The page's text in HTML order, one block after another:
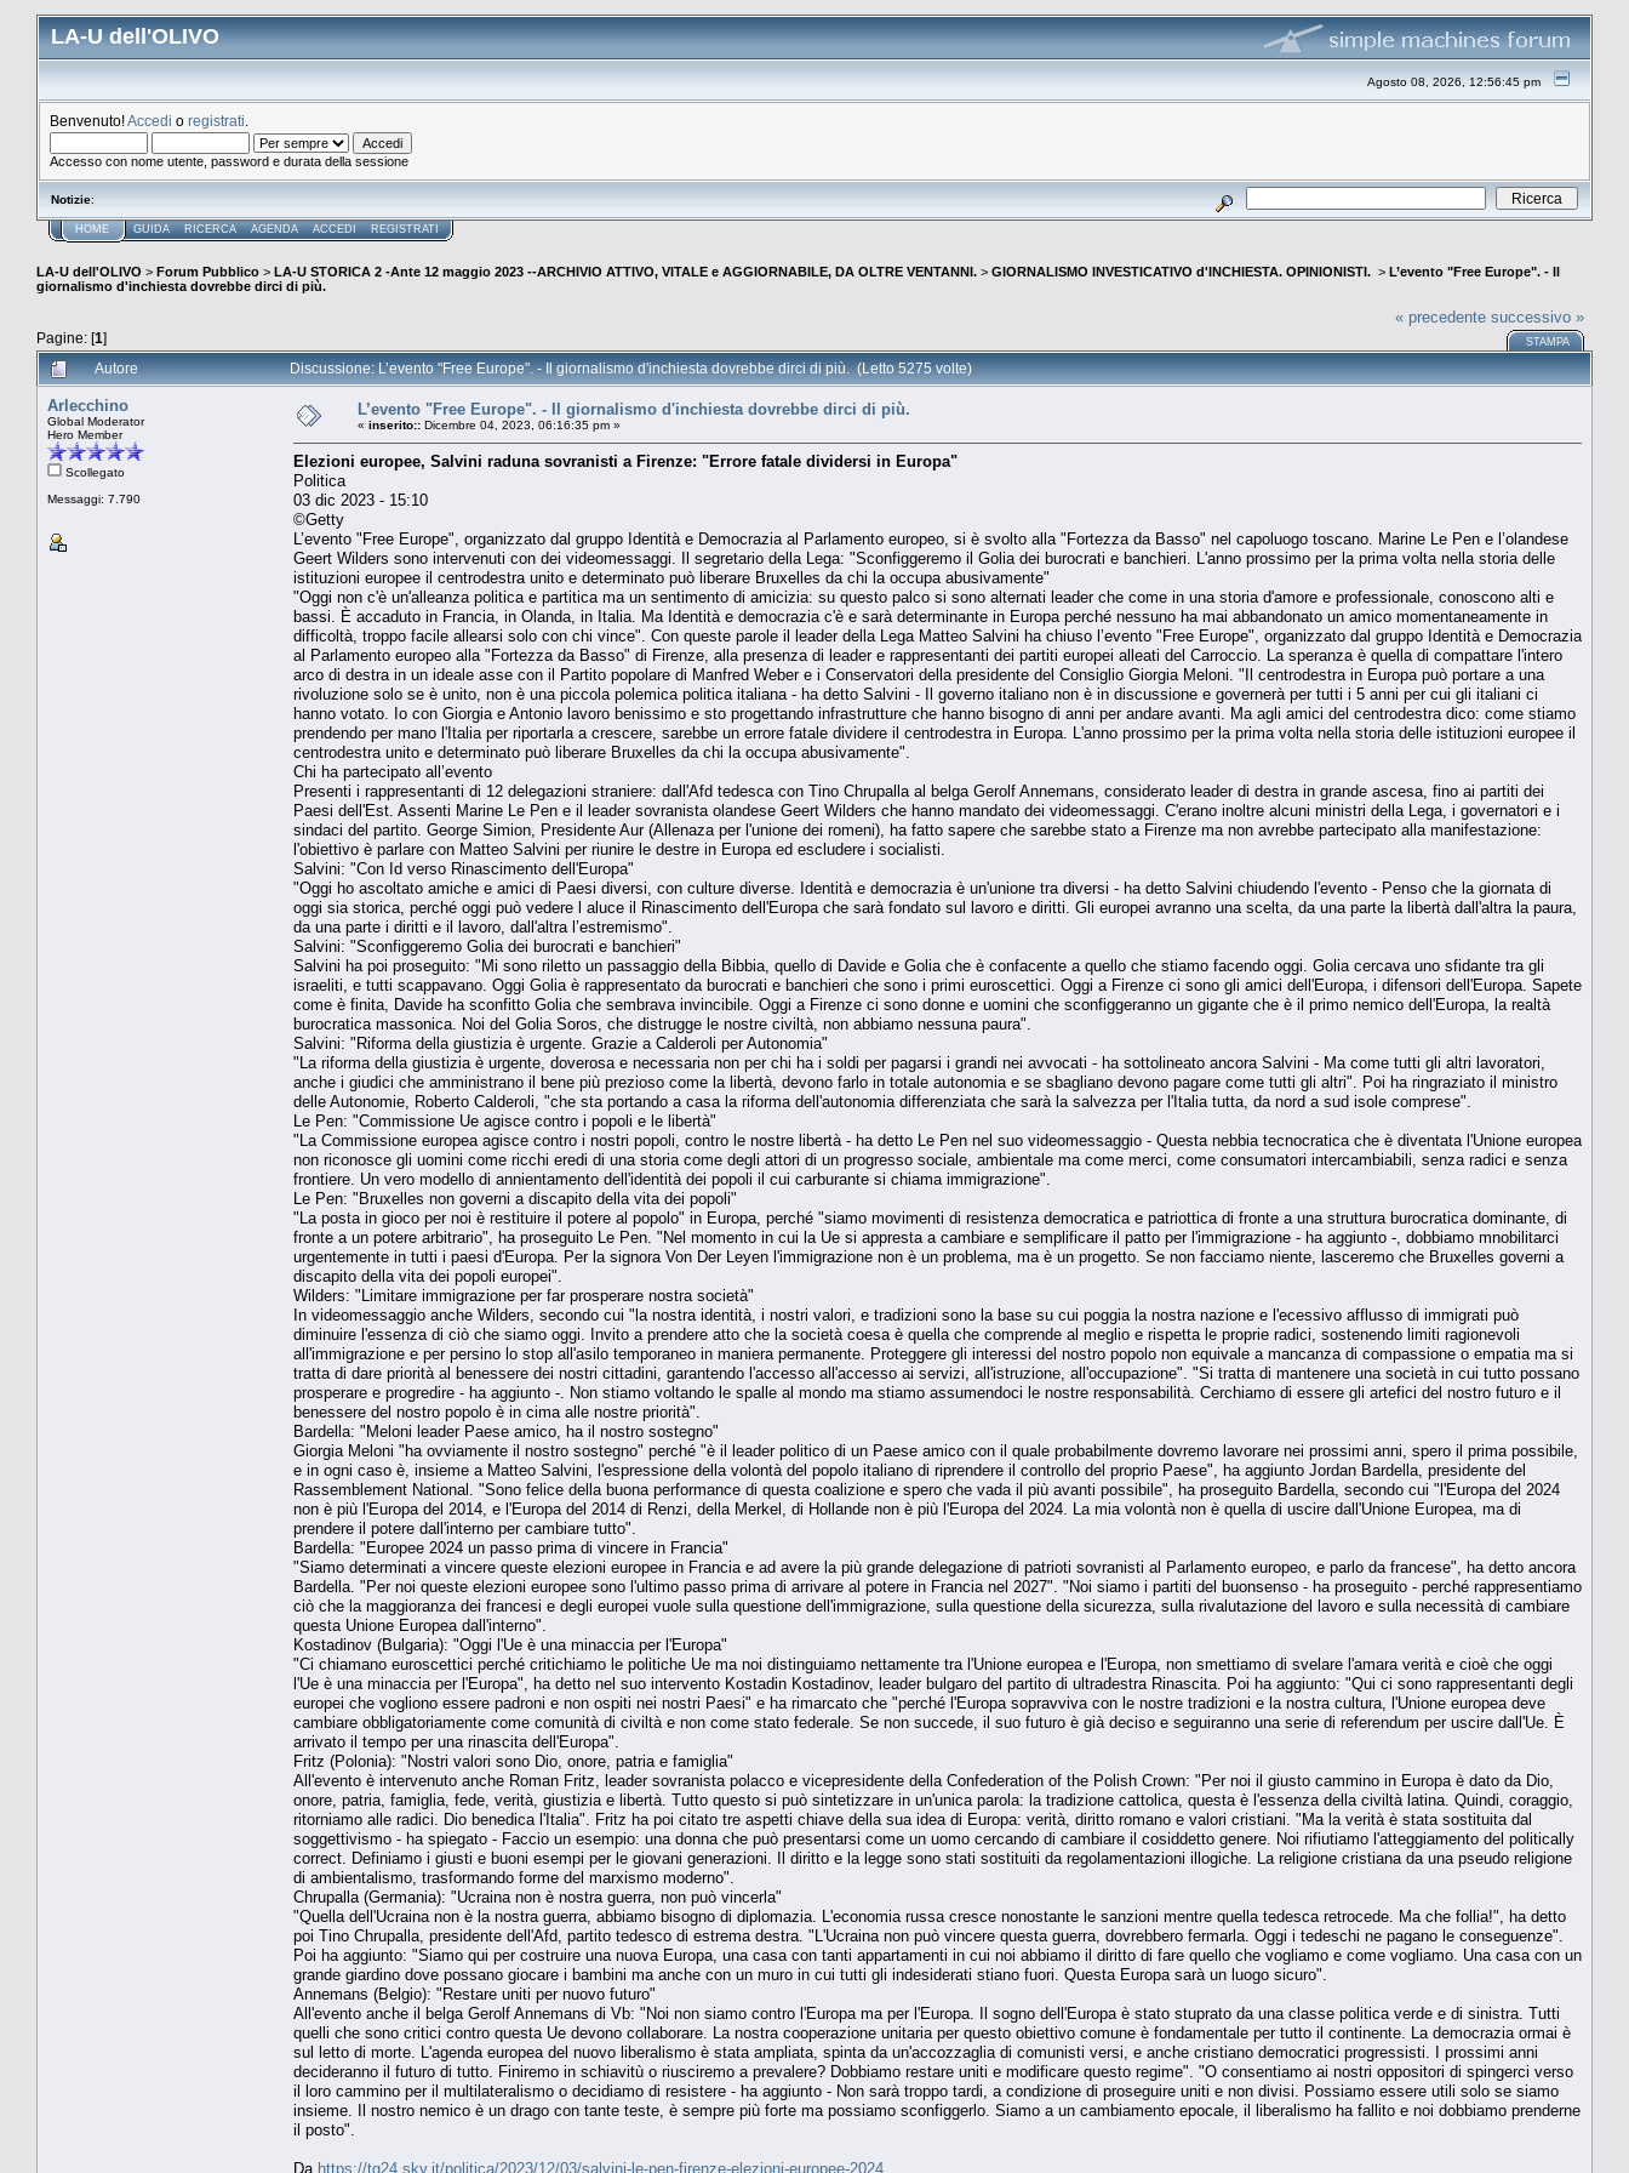
LA-U dell'OLIVO
Agosto 08, 2026, 12:56:45 pm
Benvenuto!Accedi o registrati
Accesso con nome utente, password e durata della sessione
Notizie:
HOME GUIDA RICERCA AGENDA ACCEDI REGISTRATI
LA-U dell'OLIVO > Forum Pubblico > LA-U STORICA 2 -Ante 12 maggio 2023 --ARCHIVIO ATTIVO, VITALE e AGGIORNABILE, DA OLTRE VENTANNI. > GIORNALISMO INVESTICATIVO d'INCHIESTA. OPINIONISTI. > L’evento "Free Europe". - Il
giornalismo d'inchiesta dovrebbe dirci di più.
Pagine: [1]
« precedente successivo »
STAMPA
Autore Discussione: L’evento "Free Europe". - Il giornalismo d'inchiesta dovrebbe dirci di più. (Letto 5275 volte)
Arlecchino
Global Moderator
Hero Member
Scollegato
Messaggi: 7.790
L’evento "Free Europe". - Il giornalismo d'inchiesta dovrebbe dirci di più.
« inserito:: Dicembre 04, 2023, 06:16:35 pm »
Elezioni europee, Salvini raduna sovranisti a Firenze: "Errore fatale dividersi in Europa"
Politica
03 dic 2023 - 15:10
©Getty
L’evento "Free Europe", organizzato dal gruppo Identità e Democrazia al Parlamento europeo, si è svolto alla "Fortezza da Basso" nel capoluogo toscano. Marine Le Pen e l’olandese
Geert Wilders sono intervenuti con dei videomessaggi. Il segretario della Lega: "Sconfiggeremo il Golia dei burocrati e banchieri. L'anno prossimo per la prima volta nella storia delle
istituzioni europee il centrodestra unito e determinato può liberare Bruxelles da chi la occupa abusivamente"
"Oggi non c'è un'alleanza politica e partitica ma un sentimento di amicizia: su questo palco si sono alternati leader che come in una storia d'amore e professionale, conoscono alti e
bassi. È accaduto in Francia, in Olanda, in Italia. Ma Identità e democrazia c'è e sarà determinante in Europa perché nessuno ha mai abbandonato un amico momentaneamente in
difficoltà, troppo facile allearsi solo con chi vince". Con queste parole il leader della Lega Matteo Salvini ha chiuso l’evento "Free Europe", organizzato dal gruppo Identità e Democrazia
al Parlamento europeo alla "Fortezza da Basso" di Firenze, alla presenza di leader e rappresentanti dei partiti europei alleati del Carroccio. La speranza è quella di compattare l'intero
arco di destra in un ideale asse con il Partito popolare di Manfred Weber e i Conservatori della presidente del Consiglio Giorgia Meloni. "Il centrodestra in Europa può portare a una
rivoluzione solo se è unito, non è una piccola polemica politica italiana - ha detto Salvini - Il governo italiano non è in discussione e governerà per tutti i 5 anni per cui gli italiani ci
hanno votato. Io con Giorgia e Antonio lavoro benissimo e sto progettando infrastrutture che hanno bisogno di anni per andare avanti. Ma agli amici del centrodestra dico: come stiamo
prendendo per mano l'Italia per riportarla a crescere, sarebbe un errore fatale dividere il centrodestra in Europa. L'anno prossimo per la prima volta nella storia delle istituzioni europee il
centrodestra unito e determinato può liberare Bruxelles da chi la occupa abusivamente".
Chi ha partecipato all’evento
Presenti i rappresentanti di 12 delegazioni straniere: dall'Afd tedesca con Tino Chrupalla al belga Gerolf Annemans, considerato leader di destra in grande ascesa, fino ai partiti dei
Paesi dell'Est. Assenti Marine Le Pen e il leader sovranista olandese Geert Wilders che hanno mandato dei videomessaggi. C'erano inoltre alcuni ministri della Lega, i governatori e i
sindaci del partito. George Simion, Presidente Aur (Allenaza per l'unione dei romeni), ha fatto sapere che sarebbe stato a Firenze ma non avrebbe partecipato alla manifestazione:
l'obiettivo è parlare con Matteo Salvini per riunire le destre in Europa ed escludere i socialisti.
Salvini: "Con Id verso Rinascimento dell'Europa"
"Oggi ho ascoltato amiche e amici di Paesi diversi, con culture diverse. Identità e democrazia è un'unione tra diversi - ha detto Salvini chiudendo l'evento - Penso che la giornata di
oggi sia storica, perché oggi può vedere l aluce il Rinascimento dell'Europa che sarà fondato sul lavoro e diritti. Gli europei avranno una scelta, da una parte la libertà dall'altra la paura,
da una parte i diritti e il lavoro, dall'altra l’estremismo".
Salvini: "Sconfiggeremo Golia dei burocrati e banchieri"
Salvini ha poi proseguito: "Mi sono riletto un passaggio della Bibbia, quello di Davide e Golia che è confacente a quello che stiamo facendo oggi. Golia cercava uno sfidante tra gli
israeliti, e tutti scappavano. Oggi Golia è rappresentato da burocrati e banchieri che sono i primi euroscettici. Oggi a Firenze ci sono gli amici dell'Europa, i difensori dell'Europa. Sapete
come è finita, Davide ha sconfitto Golia che sembrava invincibile. Oggi a Firenze ci sono donne e uomini che sconfiggeranno un gigante che è il primo nemico dell'Europa, la realtà
burocratica massonica. Noi del Golia Soros, che distrugge le nostre civiltà, non abbiamo nessuna paura".
Salvini: "Riforma della giustizia è urgente. Grazie a Calderoli per Autonomia"
"La riforma della giustizia è urgente, doverosa e necessaria non per chi ha i soldi per pagarsi i grandi nei avvocati - ha sottolineato ancora Salvini - Ma come tutti gli altri lavoratori,
anche i giudici che amministrano il bene più prezioso come la libertà, devono farlo in totale autonomia e se sbagliano devono pagare come tutti gli altri". Poi ha ringraziato il ministro
delle Autonomie, Roberto Calderoli, "che sta portando a casa la riforma dell'autonomia differenziata che sarà la salvezza per l'Italia tutta, da nord a sud isole comprese".
Le Pen: "Commissione Ue agisce contro i popoli e le libertà"
"La Commissione europea agisce contro i nostri popoli, contro le nostre libertà - ha detto Le Pen nel suo videomessaggio - Questa nebbia tecnocratica che è diventata l'Unione europea
non riconosce gli uomini come ricchi eredi di una storia come degli attori di un progresso sociale, ambientale ma come merci, come consumatori intercambiabili, senza radici e senza
frontiere. Un vero modello di annientamento dell'identità dei popoli il cui carburante si chiama immigrazione".
Le Pen: "Bruxelles non governi a discapito della vita dei popoli"
"La posta in gioco per noi è restituire il potere al popolo" in Europa, perché "siamo movimenti di resistenza democratica e patriottica di fronte a una struttura burocratica dominante, di
fronte a un potere arbitrario", ha proseguito Le Pen. "Nel momento in cui la Ue si appresta a cambiare e semplificare il patto per l'immigrazione - ha aggiunto -, dobbiamo mnobilitarci
urgentemente in tutti i paesi d'Europa. Per la signora Von Der Leyen l'immigrazione non è un problema, ma è un progetto. Se non facciamo niente, lasceremo che Bruxelles governi a
discapito della vita dei popoli europei".
Wilders: "Limitare immigrazione per far prosperare nostra società"
In videomessaggio anche Wilders, secondo cui "la nostra identità, i nostri valori, e tradizioni sono la base su cui poggia la nostra nazione e l'ecessivo afflusso di immigrati può
diminuire l'essenza di ciò che siamo oggi. Invito a prendere atto che la società coesa è quella che comprende al meglio e rispetta le proprie radici, sostenendo limiti ragionevoli
all'immigrazione e per persino lo stop all'asilo temporaneo in maniera permanente. Proteggere gli interessi del nostro popolo non equivale a mancanza di compassione o empatia ma si
tratta di dare priorità al benessere dei nostri cittadini, garantendo l'accesso all'accesso ai servizi, all'istruzione, all'occupazione". "Si tratta di mantenere una società in cui tutto possano
prosperare e progredire - ha aggiunto -. Non stiamo voltando le spalle al mondo ma stiamo assumendoci le nostre responsabilità. Cerchiamo di essere gli artefici del nostro futuro e il
benessere del nostro popolo è in cima alle nostre priorità".
Bardella: "Meloni leader Paese amico, ha il nostro sostegno"
Giorgia Meloni "ha ovviamente il nostro sostegno" perché "è il leader politico di un Paese amico con il quale probabilmente dovremo lavorare nei prossimi anni, spero il prima possibile,
e in ogni caso è, insieme a Matteo Salvini, l'espressione della volontà del popolo italiano di riprendere il controllo del proprio Paese", ha aggiunto Jordan Bardella, presidente del
Rassemblement National. "Sono felice della buona performance di questa coalizione e spero che vada il più avanti possibile", ha proseguito Bardella, secondo cui "l'Europa del 2024
non è più l'Europa del 2014, e l'Europa del 2014 di Renzi, della Merkel, di Hollande non è più l'Europa del 2024. La mia volontà non è quella di uscire dall'Unione Europea, ma di
prendere il potere dall'interno per cambiare tutto".
Bardella: "Europee 2024 un passo prima di vincere in Francia"
"Siamo determinati a vincere queste elezioni europee in Francia e ad avere la più grande delegazione di patrioti sovranisti al Parlamento europeo, e parlo da francese", ha detto ancora
Bardella. "Per noi queste elezioni europee sono l'ultimo passo prima di arrivare al potere in Francia nel 2027". "Noi siamo i partiti del buonsenso - ha proseguito - perché rappresentiamo
ciò che la maggioranza dei francesi e degli europei vuole sulla questione dell'immigrazione, sulla questione della sicurezza, sulla rivalutazione del lavoro e sulla necessità di cambiare
questa Unione Europea dall'interno".
Kostadinov (Bulgaria): "Oggi l'Ue è una minaccia per l'Europa"
"Ci chiamano euroscettici perché critichiamo le politiche Ue ma noi distinguiamo nettamente tra l'Unione europea e l'Europa, non smettiamo di svelare l'amara verità e cioè che oggi
l'Ue è una minaccia per l'Europa", ha detto nel suo intervento Kostadin Kostadinov, leader bulgaro del partito di ultradestra Rinascita. Poi ha aggiunto: "Qui ci sono rappresentanti degli
europei che vogliono essere padroni e non ospiti nei nostri Paesi" e ha rimarcato che "perché l'Europa sopravviva con le nostre tradizioni e la nostra cultura, l'Unione europea deve
cambiare obbligatoriamente come comunità di civiltà e non come stato federale. Se non succede, il suo futuro è già deciso e seguiranno una serie di referendum per uscire dall'Ue. È
arrivato il tempo per una rinascita dell'Europa".
Fritz (Polonia): "Nostri valori sono Dio, onore, patria e famiglia"
All'evento è intervenuto anche Roman Fritz, leader sovranista polacco e vicepresidente della Confederation of the Polish Crown: "Per noi il giusto cammino in Europa è dato da Dio,
onore, patria, famiglia, fede, verità, giustizia e libertà. Tutto questo si può sintetizzare in un'unica parola: la tradizione cattolica, questa è l'essenza della civiltà latina. Quindi, coraggio,
ritorniamo alle radici. Dio benedica l'Italia". Fritz ha poi citato tre aspetti chiave della sua idea di Europa: verità, diritto romano e valori cristiani. "Ma la verità è stata sostituita dal
soggettivismo - ha spiegato - Faccio un esempio: una donna che può presentarsi come un uomo cercando di cambiare il cosiddetto genere. Noi rifiutiamo l'atteggiamento del politically
correct. Definiamo i giusti e buoni esempi per le giovani generazioni. Il diritto e la legge sono stati sostituiti da regolamentazioni illogiche. La religione cristiana da una pseudo religione
di ambientalismo, trasformando forme del marxismo moderno".
Chrupalla (Germania): "Ucraina non è nostra guerra, non può vincerla"
"Quella dell'Ucraina non è la nostra guerra, abbiamo bisogno di diplomazia. L'economia russa cresce nonostante le sanzioni mentre quella tedesca retrocede. Ma che follia!", ha detto
poi Tino Chrupalla, presidente dell'Afd, partito tedesco di estrema destra. "L'Ucraina non può vincere questa guerra, dovrebbero fermarla. Oggi i tedeschi ne pagano le conseguenze".
Poi ha aggiunto: "Siamo qui per costruire una nuova Europa, una casa con tanti appartamenti in cui noi abbiamo il diritto di fare quello che vogliamo e come vogliamo. Una casa con un
grande giardino dove possano giocare i bambini ma anche con un muro in cui tutti gli indesiderati stiano fuori. Questa Europa sarà un luogo sicuro".
Annemans (Belgio): "Restare uniti per nuovo futuro"
All'evento anche il belga Gerolf Annemans di Vb: "Noi non siamo contro l'Europa ma per l'Europa. Il sogno dell'Europa è stato stuprato da una classe politica verde e di sinistra. Tutti
quelli che sono critici contro questa Ue devono collaborare. La nostra cooperazione unitaria per questo obiettivo comune è fondamentale per tutto il continente. La democrazia ormai è
sul letto di morte. L'agenda europea del nuovo liberalismo è stata ampliata, spinta da un'accozzaglia di comunisti versi, e anche cristiano democratici progressisti. I prossimi anni
decideranno il futuro di tutto. Finiremo in schiavitù o riusciremo a prevalere? Dobbiamo restare uniti e modificare questo regime". "O consentiamo ai nostri oppositori di spingerci verso
il loro cammino per il multilateralismo o decidiamo di resistere - ha aggiunto - Non sarà troppo tardi, a condizione di proseguire uniti e non divisi. Possiamo essere utili solo se siamo
insieme. Il nostro nemico è un drago con tante teste, è sempre più forte ma possiamo sconfiggerlo. Siamo a un cambiamento epocale, il liberalismo ha fallito e noi dobbiamo prenderne
il posto".
Da https://tg24.sky.it/politica/2023/12/03/salvini-le-pen-firenze-elezioni-europee-2024